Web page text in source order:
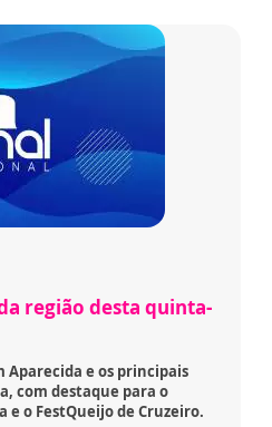
região desta quinta-
Aparecida e os principais
com destaque para o
e o FestQueijo de Cruzeiro.